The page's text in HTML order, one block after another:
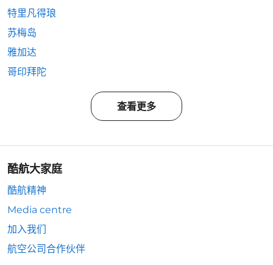
特里凡得琅
苏梅岛
雅加达
哥印拜陀
查看更多
酷航大家庭
酷航精神
Media centre
加入我们
航空公司合作伙伴